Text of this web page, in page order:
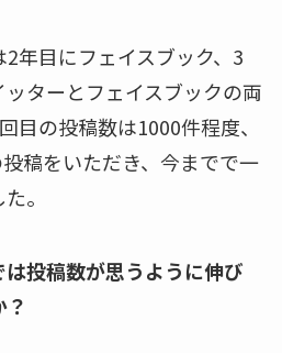
年目にフェイスブック、3
ターとフェイスブックの両
目の投稿数は1000件程度、
稿をいただき、今までで一
。
は投稿数が思うように伸び